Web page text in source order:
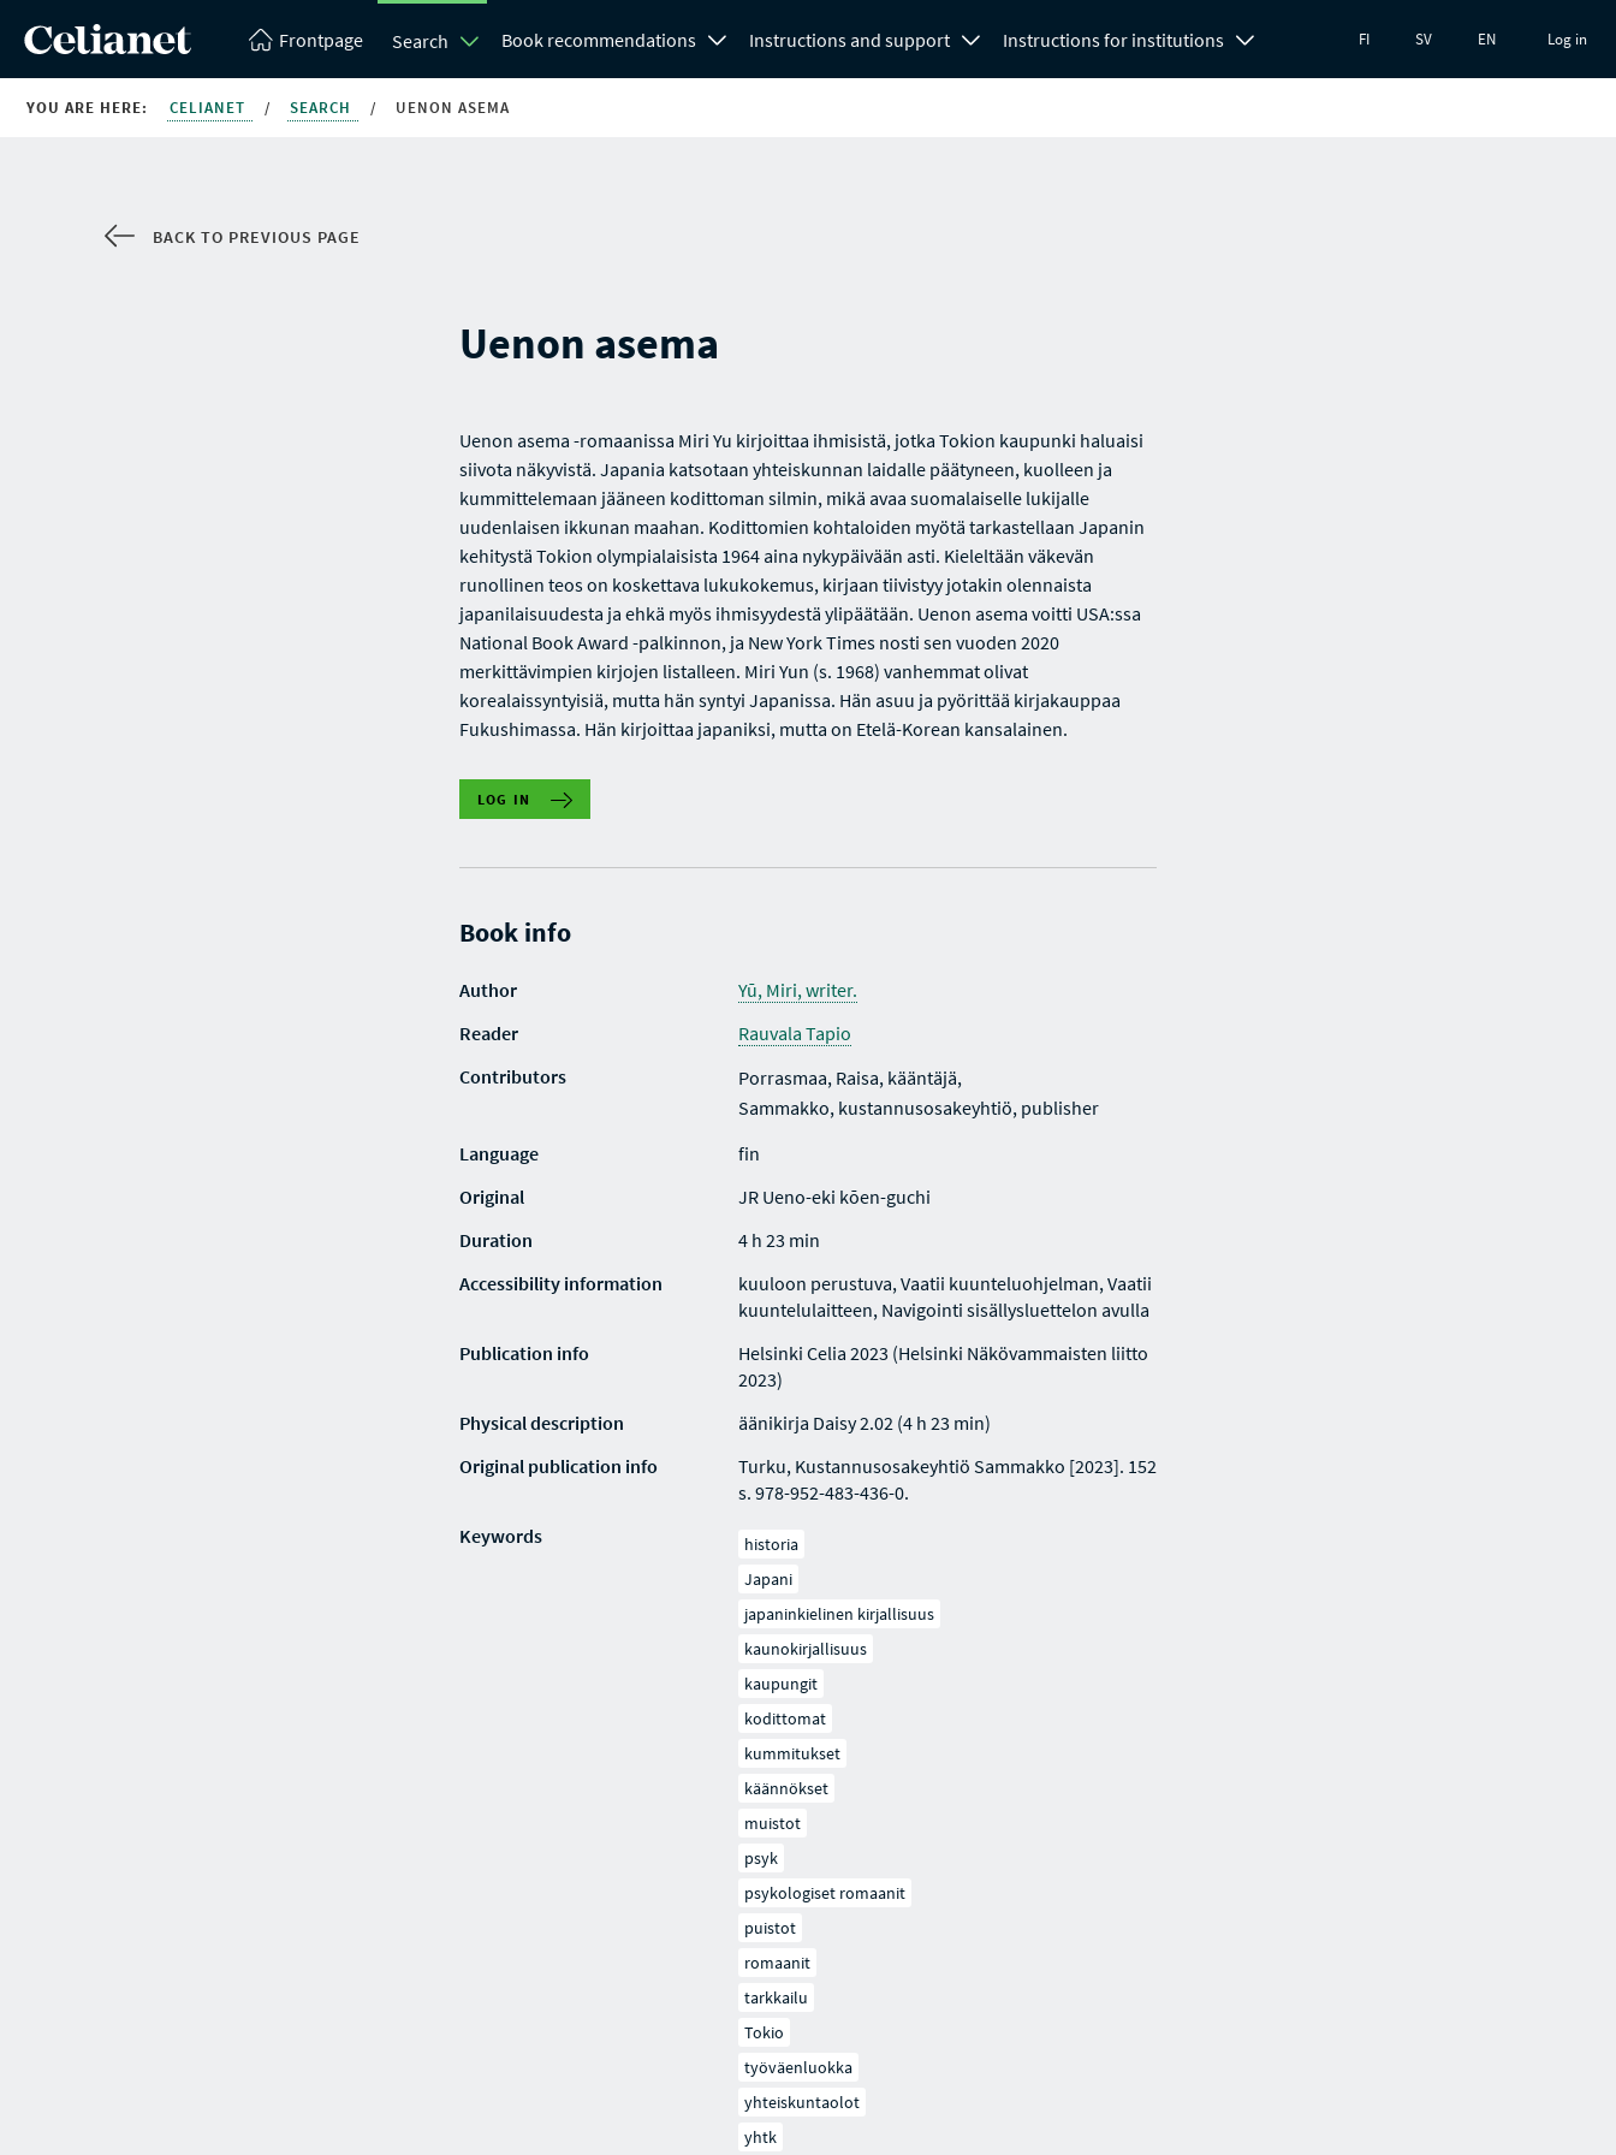
Frontpage Search Book recommendations Instructions and support Instructions for institutions FI SV EN Log in
YOU ARE HERE: CELIANET / SEARCH / UENON ASEMA
BACK TO PREVIOUS PAGE
Uenon asema
Uenon asema -romaanissa Miri Yu kirjoittaa ihmisistä, jotka Tokion kaupunki haluaisi
siivota näkyvistä. Japania katsotaan yhteiskunnan laidalle päätyneen, kuolleen ja
kummittelemaan jääneen kodittoman silmin, mikä avaa suomalaiselle lukijalle
uudenlaisen ikkunan maahan. Kodittomien kohtaloiden myötä tarkastellaan Japanin
kehitystä Tokion olympialaisista 1964 aina nykypäivään asti. Kieleltään väkevän
runollinen teos on koskettava lukukokemus, kirjaan tiivistyy jotakin olennaista
japanilaisuudesta ja ehkä myös ihmisyydestä ylipäätään. Uenon asema voitti USA:ssa
National Book Award -palkinnon, ja New York Times nosti sen vuoden 2020
merkittävimpien kirjojen listalleen. Miri Yun (s. 1968) vanhemmat olivat
korealaissyntyisiä, mutta hän syntyi Japanissa. Hän asuu ja pyörittää kirjakauppaa
Fukushimassa. Hän kirjoittaa japaniksi, mutta on Etelä-Korean kansalainen.
LOG IN
Book info
Author
Yū, Miri, writer.
Reader
Rauvala Tapio
Contributors
Porrasmaa, Raisa, kääntäjä,
Sammakko, kustannusosakeyhtiö, publisher
Language
fin
Original
JR Ueno-eki kōen-guchi
Duration
4 h 23 min
Accessibility information
kuuloon perustuva, Vaatii kuunteluohjelman, Vaatii
kuuntelulaitteen, Navigointi sisällysluettelon avulla
Publication info
Helsinki Celia 2023 (Helsinki Näkövammaisten liitto
2023)
Physical description
äänikirja Daisy 2.02 (4 h 23 min)
Original publication info
Turku, Kustannusosakeyhtiö Sammakko [2023]. 152
s. 978-952-483-436-0.
Keywords
historia
Japani
japaninkielinen kirjallisuus
kaunokirjallisuus
kaupungit
kodittomat
kummitukset
käännökset
muistot
psyk
psykologiset romaanit
puistot
romaanit
tarkkailu
Tokio
työväenluokka
yhteiskuntaolot
yhtk